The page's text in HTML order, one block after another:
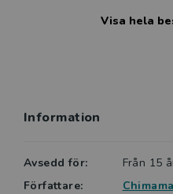
skrämmande våld som
Visa hela
Information
Avsedd för:
Från 15
Författare: